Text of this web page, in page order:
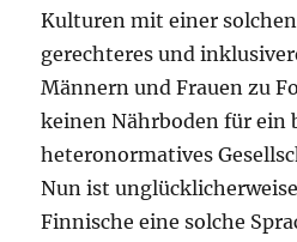
Kulturen mit einer
gerechteres und
Männern und Frauen zu
keinen Nährboden für ein
heteronormatives
Nun ist
Finnische eine solche